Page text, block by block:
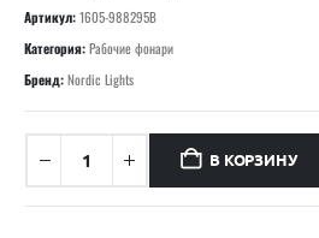
Артикул:1605-988295B
Категория:Рабочие фонари
Бренд:Nordic Lights
В КОРЗИНУ